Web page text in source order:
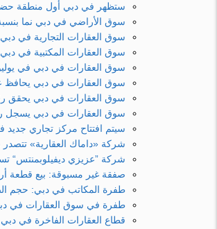
ستظهر في دبي أول منطقة
سوق الأراضي في دبي نما بنسبة 403٪ خلال خمس سنوات بفضل خطة دبي الحضرية الشاملة
سوق العقارات التجارية في دبي يصل إلى 8.27 مليار دولار على
سوق العقارات المكتبية في
سوق العقارات في دبي في يوليو 2026: المبيعات تبلغ 34.88 مليار
سوق العقارات في دبي يحافظ على وتيرة
سوق العقارات في دبي يحقق رقماً قياسياً في
سوق العقارات في دبي يسجل رقماً
سيتم افتتاح مركز تجاري جديد
شركة «داماك العقارية» تتصدر سوق
شركة ”عزيزي ديفيلوبمنتس“ تستثمر 75 مليار درهم في قطاع
صفقة غير مسبوقة: بيع قطعة أرض
طفرة المكاتب في دبي: حجم الصفقات قفز إلى 13.1 مليار درهم،
طفرة في سوق العقارات في دبي:
قطاع العقارات الفاخرة في دبي يكتسب زخماً: